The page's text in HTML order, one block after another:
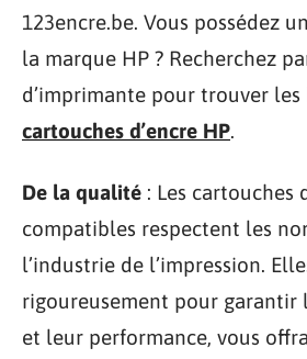
123encre.be. Vous possédez
la marque HP ? Recherchez
d’imprimante pour trouver les
cartouches d’encre HP.
De la qualité : Les cartouches
compatibles respectent les
l’industrie de l’impression.
rigoureusement pour
et leur performance, vous